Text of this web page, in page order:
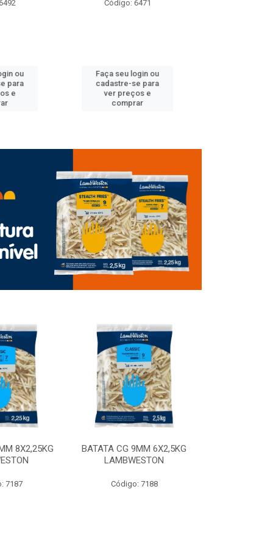
6471
ou
para
e
Código: 6489
Faça seu login ou
cadastre-se para
ver preços e
comprar
8X2,25KG
7187
BATATA CG 9MM 6X2,5KG
LAMBWESTON
Código: 7188